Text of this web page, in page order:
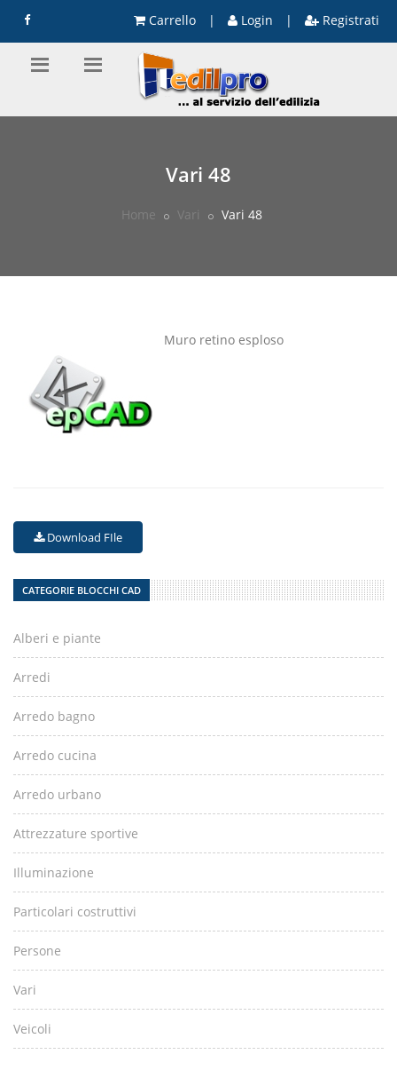
Carrello | Login | Registrati
Vari 48
Home Vari Vari 48
Muro retino esploso
Download FIle
CATEGORIE BLOCCHI CAD
Alberi e piante
Arredi
Arredo bagno
Arredo cucina
Arredo urbano
Attrezzature sportive
Illuminazione
Particolari costruttivi
Persone
Vari
Veicoli